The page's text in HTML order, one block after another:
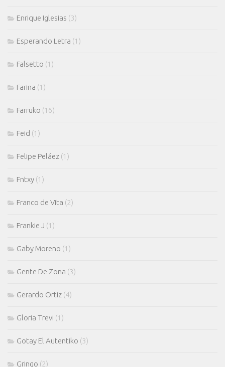
Enrique Iglesias (3)
Esperando Letra (1)
Falsetto (1)
Farina (1)
Farruko (16)
Feid (1)
Felipe Peláez (1)
Fntxy (1)
Franco de Vita (2)
Frankie J (1)
Gaby Moreno (1)
Gente De Zona (3)
Gerardo Ortiz (4)
Gloria Trevi (1)
Gotay El Autentiko (3)
Gringo (2)